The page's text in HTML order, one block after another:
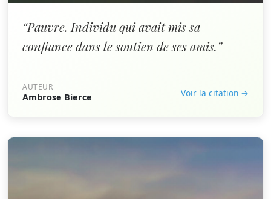
“Pauvre. Individu qui avait mis sa
confiance dans le soutien de ses amis.”
AUTEUR
Ambrose Bierce Voir la citation →